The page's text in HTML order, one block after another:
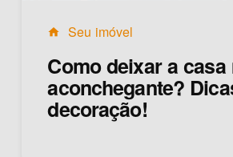
home Seu imóvel
Como deixar a casa
aconchegante?
decoração!